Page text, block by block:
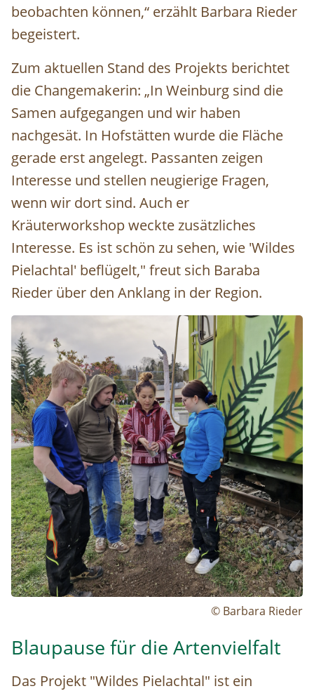
beobachten können,“ erzählt Barbara Rieder
begeistert.
Zum aktuellen Stand des Projekts berichtet
die Changemakerin: „In Weinburg sind die
Samen aufgegangen und wir haben
nachgesät. In Hofstätten wurde die Fläche
gerade erst angelegt. Passanten zeigen
Interesse und stellen neugierige Fragen,
wenn wir dort sind. Auch er
Kräuterworkshop weckte zusätzliches
Interesse. Es ist schön zu sehen, wie 'Wildes
Pielachtal' beflügelt," freut sich Baraba
Rieder über den Anklang in der Region.
© Barbara Rieder
Blaupause für die Artenvielfalt
Das Projekt "Wildes Pielachtal" ist ein